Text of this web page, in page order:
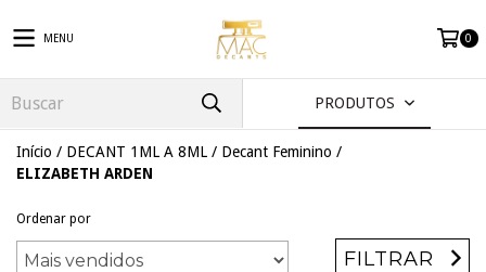
MENU 0
PRODUTOS
Início / DECANT 1ML A 8ML / Decant Feminino /
ELIZABETH ARDEN
Ordenar por
FILTRAR